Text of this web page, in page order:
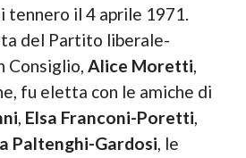
tennero il 4 aprile 1971.
del Partito liberale-
Consiglio, Alice Moretti,
fu eletta con le amiche di
, Elsa Franconi-Poretti,
Paltenghi-Gardosi, le